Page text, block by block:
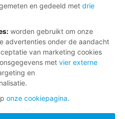
en gedeeld met drie
: worden gebruikt om onze
advertenties onder de aandacht
van marketing cookies
met vier externe
en
onze cookiepagina.